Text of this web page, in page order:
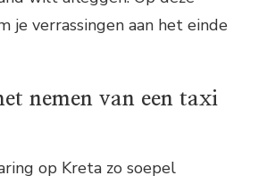
je verrassingen aan het einde
nemen van een taxi
op Kreta zo soepel